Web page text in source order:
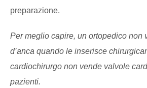
preparazione.
Per meglio capire, un ortopedico non
d’anca quando le inserisce
cardiochirurgo non vende valvole
pazienti.